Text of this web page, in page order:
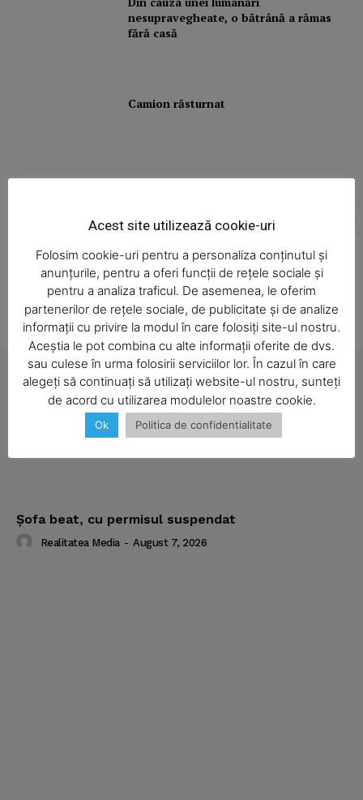
nesupravegheate, o bătrână a rămas
fără casă
Camion răsturnat
Articole asemănătoare
ALTE ARTICOLE
Şofa beat, cu permisul suspendat
Realitatea Media - August 7, 2026
Acest site utilizează cookie-uri
Folosim cookie-uri pentru a personaliza conținutul și
anunțurile, pentru a oferi funcții de rețele sociale și
pentru a analiza traficul. De asemenea, le oferim
partenerilor de rețele sociale, de publicitate și de analize
informații cu privire la modul în care folosiți site-ul nostru.
Aceștia le pot combina cu alte informații oferite de dvs.
sau culese în urma folosirii serviciilor lor. În cazul în care
alegeți să continuați să utilizați website-ul nostru, sunteți
de acord cu utilizarea modulelor noastre cookie.
Ok Politica de confidentialitate